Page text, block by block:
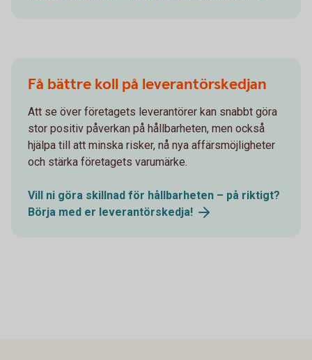
Få bättre koll på leverantörskedjan
Att se över företagets leverantörer kan snabbt göra
stor positiv påverkan på hållbarheten, men också
hjälpa till att minska risker, nå nya affärsmöjligheter
och stärka företagets varumärke.
Vill ni göra skillnad för hållbarheten – på riktigt?
Börja med er leverantörskedja!